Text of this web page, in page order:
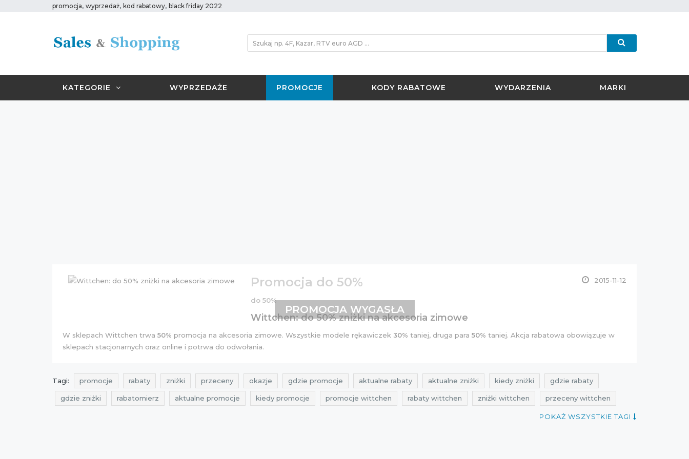
promocja, wyprzedaż, kod rabatowy, black friday 2022
KATEGORIE WYPRZEDAŻE PROMOCJE KODY RABATOWE WYDARZENIA MARKI
Promocja do 50% 2015-11-12
do 50%
Wittchen: do 50% zniżki na akcesoria zimowe
W sklepach Wittchen trwa 50% promocja na akcesoria zimowe. Wszystkie modele rękawiczek 30% taniej, druga para 50% taniej. Akcja rabatowa obowiązuje w
sklepach stacjonarnych oraz online i potrwa do odwołania.
PROMOCJA WYGASŁA
Tagi: promocje rabaty zniżki przeceny okazje gdzie promocje aktualne rabaty aktualne zniżki kiedy zniżki gdzie rabaty
gdzie zniżki rabatomierz aktualne promocje kiedy promocje promocje wittchen rabaty wittchen zniżki wittchen przeceny wittchen
cała polska
POKAŻ WSZYSTKIE TAGI